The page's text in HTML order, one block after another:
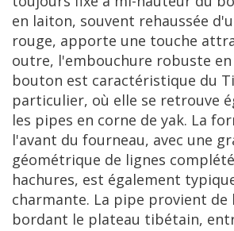
en laiton, souvent rehaussée d'
rouge, apporte une touche
outre, l'embouchure robuste en
bouton est caractéristique du
particulier, où elle se retrouve é
les pipes en corne de yak. La
l'avant du fourneau, avec une
géométrique de lignes complété
hachures, est également
charmante. La pipe provient de
bordant le plateau tibétain,